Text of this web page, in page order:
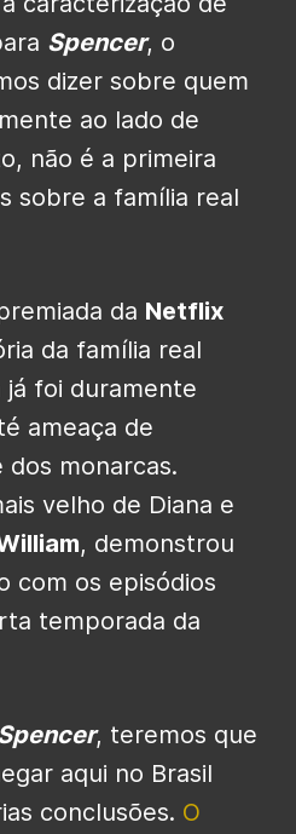
Spencer, o
dizer sobre quem
ao lado de
não é a primeira
sobre a família real
da Netflix
da família real
foi duramente
ameaça de
monarcas.
velho de Diana e
, demonstrou
com os episódios
temporada da
, teremos que
aqui no Brasil
conclusões. O